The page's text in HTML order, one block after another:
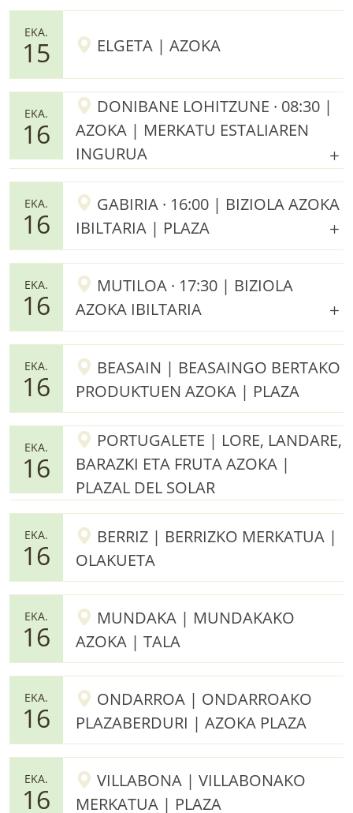
EKA.
15 ELGETA | AZOKA
EKA.
16
DONIBANE LOHITZUNE · 08:30 |
AZOKA | MERKATU ESTALIAREN
INGURUA
EKA.
16
GABIRIA · 16:00 | BIZIOLA AZOKA
IBILTARIA | PLAZA
EKA.
16
MUTILOA · 17:30 | BIZIOLA
AZOKA IBILTARIA
EKA.
16
BEASAIN | BEASAINGO BERTAKO
PRODUKTUEN AZOKA | PLAZA
EKA.
16
PORTUGALETE | LORE, LANDARE,
BARAZKI ETA FRUTA AZOKA |
PLAZAL DEL SOLAR
EKA.
16
BERRIZ | BERRIZKO MERKATUA |
OLAKUETA
EKA.
16
MUNDAKA | MUNDAKAKO
AZOKA | TALA
EKA.
16
ONDARROA | ONDARROAKO
PLAZABERDURI | AZOKA PLAZA
EKA.
16
VILLABONA | VILLABONAKO
MERKATUA | PLAZA